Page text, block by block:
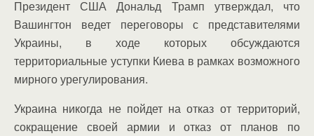
Президент США Дональд Трамп утверждал, что
Вашингтон ведет переговоры с представителями
Украины, в ходе которых обсуждаются
территориальные уступки Киева в рамках возможного
мирного урегулирования.
Украина никогда не пойдет на отказ от территорий,
сокращение своей армии и отказ от планов по